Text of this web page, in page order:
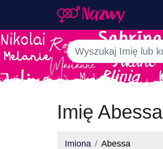
Imię Abessa
Imiona Abessa